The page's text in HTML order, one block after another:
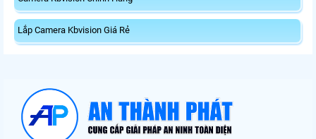
Lắp Camera Kbvision Giá Rẻ